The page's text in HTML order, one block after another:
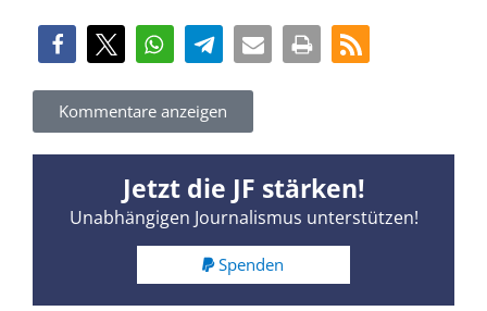
Kommentare anzeigen
Jetzt die JF stärken!
Unabhängigen Journalismus unterstützen!
Spenden